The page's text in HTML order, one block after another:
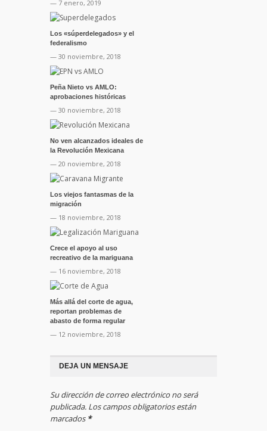
— 7 enero, 2019
Los «súperdelegados» y el
federalismo
— 30 noviembre, 2018
Peña Nieto vs AMLO:
aprobaciones históricas
— 30 noviembre, 2018
No ven alcanzados ideales de
la Revolución Mexicana
— 20 noviembre, 2018
Los viejos fantasmas de la
migración
— 18 noviembre, 2018
Crece el apoyo al uso
recreativo de la mariguana
— 16 noviembre, 2018
Más allá del corte de agua,
reportan problemas de
abasto de forma regular
— 12 noviembre, 2018
DEJA UN MENSAJE
Su dirección de correo electrónico no será
publicada. Los campos obligatorios están
marcados *